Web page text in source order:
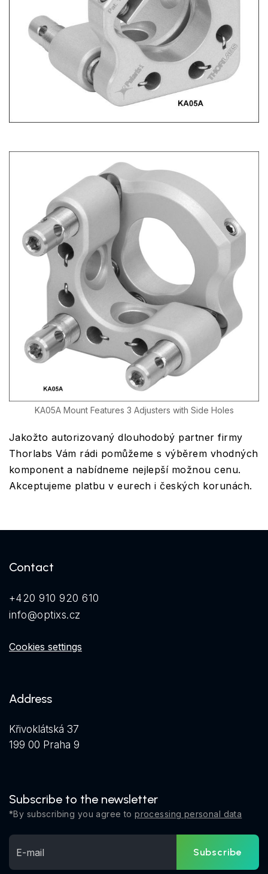
KA05A Mount Features 3 Adjusters with Side Holes
Jakožto autorizovaný dlouhodobý partner firmy
Thorlabs Vám rádi pomůžeme s výběrem vhodných
komponent a nabídneme nejlepší možnou cenu.
Akceptujeme platbu v eurech i českých korunách.
Contact
+420 910 920 610
info@optixs.cz
Cookies settings
Address
Křivoklátská 37
199 00 Praha 9
Subscribe to the newsletter
*By subscribing you agree toprocessing personal data
Subscribe